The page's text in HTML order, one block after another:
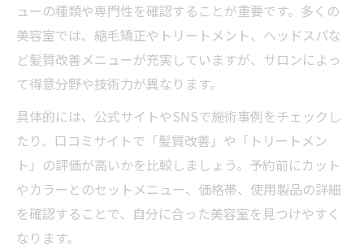
ューの種類や専門性を確認することが重要です。多くの
美容室では、縮毛矯正やトリートメント、ヘッドスパな
ど髪質改善メニューが充実していますが、サロンによっ
て得意分野や技術力が異なります。
具体的には、公式サイトやSNSで施術事例をチェックし
たり、口コミサイトで「髪質改善」や「トリートメン
ト」の評価が高いかを比較しましょう。予約前にカット
やカラーとのセットメニュー、価格帯、使用製品の詳細
を確認することで、自分に合った美容室を見つけやすく
なります。